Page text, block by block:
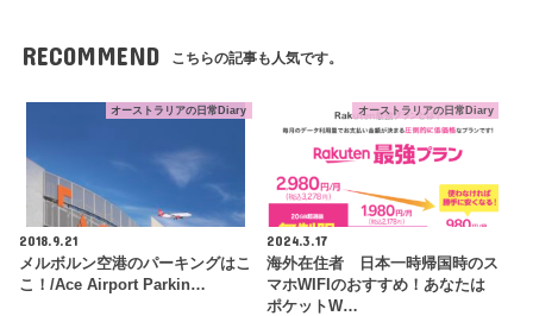
RECOMMEND こちらの記事も人気です。
オーストラリアの日常Diary
2018.9.21
メルボルン空港のパーキングはこ
こ！/Ace Airport Parkin…
オーストラリアの日常Diary
2024.3.17
海外在住者 日本一時帰国時のス
マホWIFIのおすすめ！あなたは
ポケットW…